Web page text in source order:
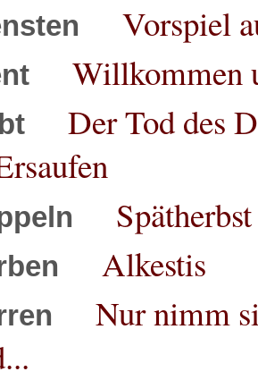
Vorspiel
Willkommen
Der Tod des
Alkestis
Nur nimm